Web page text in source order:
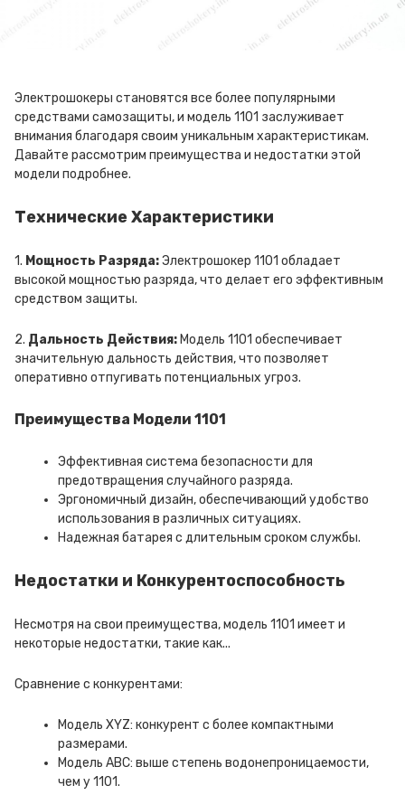
Электрошокеры становятся все более популярными
средствами самозащиты, и модель 1101 заслуживает
внимания благодаря своим уникальным характеристикам.
Давайте рассмотрим преимущества и недостатки этой
модели подробнее.
Технические Характеристики
1. Мощность Разряда:Электрошокер 1101 обладает
высокой мощностью разряда, что делает его эффективным
средством защиты.
2. Дальность Действия: Модель 1101 обеспечивает
значительную дальность действия, что позволяет
оперативно отпугивать потенциальных угроз.
Преимущества Модели 1101
Эффективная система безопасности для
предотвращения случайного разряда.
Эргономичный дизайн, обеспечивающий удобство
использования в различных ситуациях.
Надежная батарея с длительным сроком службы.
Недостатки и Конкурентоспособность
Несмотря на свои преимущества, модель 1101 имеет и
некоторые недостатки, такие как...
Сравнение с конкурентами:
Модель XYZ: конкурент с более компактными
размерами.
Модель ABC: выше степень водонепроницаемости,
чем у 1101.